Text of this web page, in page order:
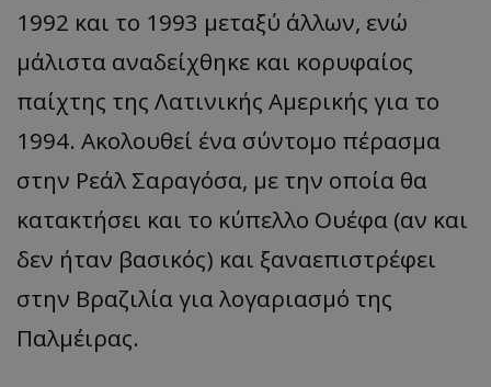
1992 και το 1993 μεταξύ άλλων, ενώ
μάλιστα αναδείχθηκε και κορυφαίος
παίχτης της Λατινικής Αμερικής για το
1994. Ακολουθεί ένα σύντομο πέρασμα
στην Ρεάλ Σαραγόσα, με την οποία θα
κατακτήσει και το κύπελλο Ουέφα (αν και
δεν ήταν βασικός) και ξαναεπιστρέφει
στην Βραζιλία για λογαριασμό της
Παλμέιρας.